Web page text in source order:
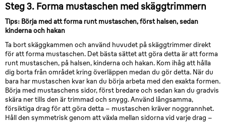
Steg 3. Forma mustaschen med skäggtrimmern
Tips: Börja med att forma runt mustaschen, först halsen, sedan
kinderna och hakan
Ta bort skäggkammen och använd huvudet på skäggtrimmer direkt
för att forma mustaschen. Det bästa sättet att göra detta är att forma
runt mustaschen, på halsen, kinderna och hakan. Kom ihåg att hålla
dig borta från området kring överläppen medan du gör detta. När du
bara har mustaschen kvar kan du börja arbeta med den exakta formen.
Börja med mustaschens sidor, först bredare och sedan kan du gradvis
skära ner tills den är trimmad och snygg. Använd långsamma,
försiktiga drag för att göra detta – mustaschen kräver noggrannhet.
Håll den symmetrisk genom att växla mellan sidorna vid varje drag –